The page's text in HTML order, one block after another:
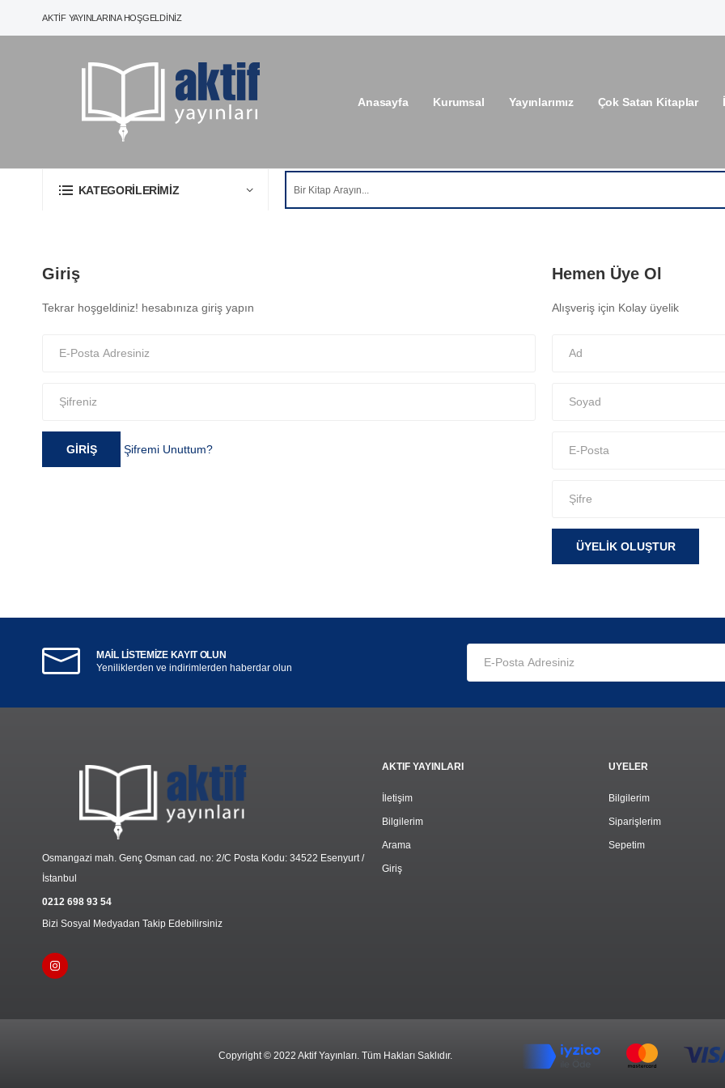
AKTIF YAYINLARINA HOŞGELDINIZ
Anasayfa Kurumsal Yayınlarımız Çok Satan Kitaplar
KATEGORILERIMIZ
Giriş
Tekrar hoşgeldiniz! hesabınıza giriş yapın
GIRIŞ Şifremi Unuttum?
Hemen Üye Ol
Alışveriş için Kolay üyelik
ÜYELIK OLUŞTUR
MAIL LISTEMIZE KAYIT OLUN
Yeniliklerden ve indirimlerden haberdar olun
Osmangazi mah. Genç Osman cad. no: 2/C Posta Kodu: 34522 Esenyurt /
İstanbul
0212 698 93 54
Bizi Sosyal Medyadan Takip Edebilirsiniz
AKTIF YAYINLARI
İletişim
Bilgilerim
Arama
Giriş
ÜYELER
Bilgilerim
Siparişlerim
Sepetim
Copyright © 2022 Aktif Yayınları. Tüm Hakları Saklıdır.